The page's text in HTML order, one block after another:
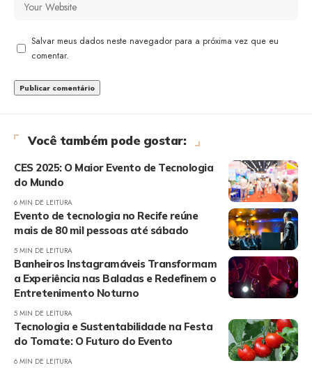
Salvar meus dados neste navegador para a próxima vez que eu
comentar.
Você também pode gostar:
CES 2025: O Maior Evento de Tecnologia
do Mundo
6 MIN DE LEITURA
Evento de tecnologia no Recife reúne
mais de 80 mil pessoas até sábado
5 MIN DE LEITURA
Banheiros Instagramáveis Transformam
a Experiência nas Baladas e Redefinem o
Entretenimento Noturno
5 MIN DE LEITURA
Tecnologia e Sustentabilidade na Festa
do Tomate: O Futuro do Evento
6 MIN DE LEITURA